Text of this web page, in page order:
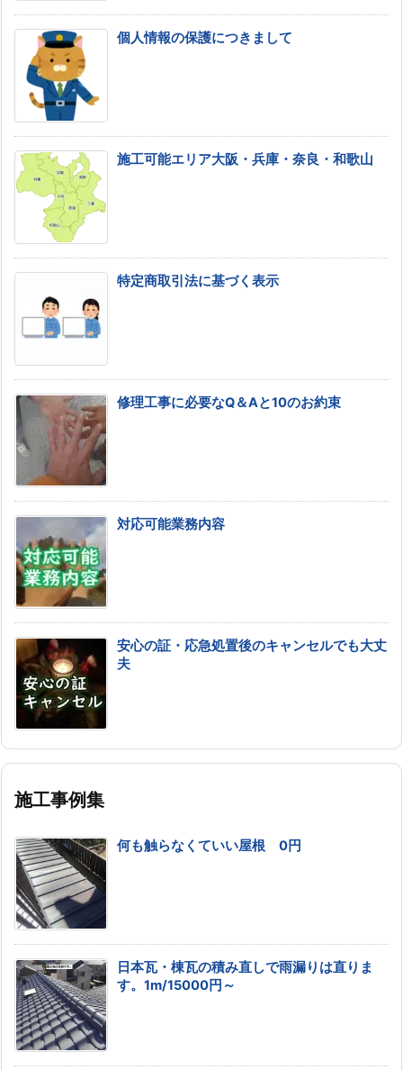
個人情報の保護につきまして
施工可能エリア大阪・兵庫・奈良・和歌山
特定商取引法に基づく表示
修理工事に必要なQ＆Aと10のお約束
対応可能業務内容
安心の証・応急処置後のキャンセルでも大丈
夫
施工事例集
何も触らなくていい屋根 0円
日本瓦・棟瓦の積み直しで雨漏りは直りま
す。1m/15000円～